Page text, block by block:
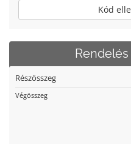
Kód
Részösszeg
Végösszeg